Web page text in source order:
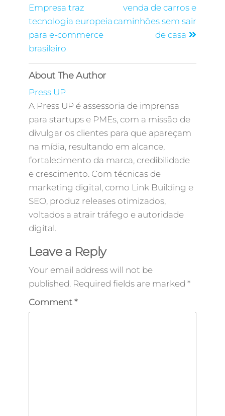
Empresa traz
tecnologia europeia
para e-commerce
brasileiro
venda de carros e
caminhões sem sair
de casa
About The Author
Press UP
A Press UP é assessoria de imprensa
para startups e PMEs, com a missão de
divulgar os clientes para que apareçam
na mídia, resultando em alcance,
fortalecimento da marca, credibilidade
e crescimento. Com técnicas de
marketing digital, como Link Building e
SEO, produz releases otimizados,
voltados a atrair tráfego e autoridade
digital.
Leave a Reply
Your email address will not be
published. Required fields are marked *
Comment *